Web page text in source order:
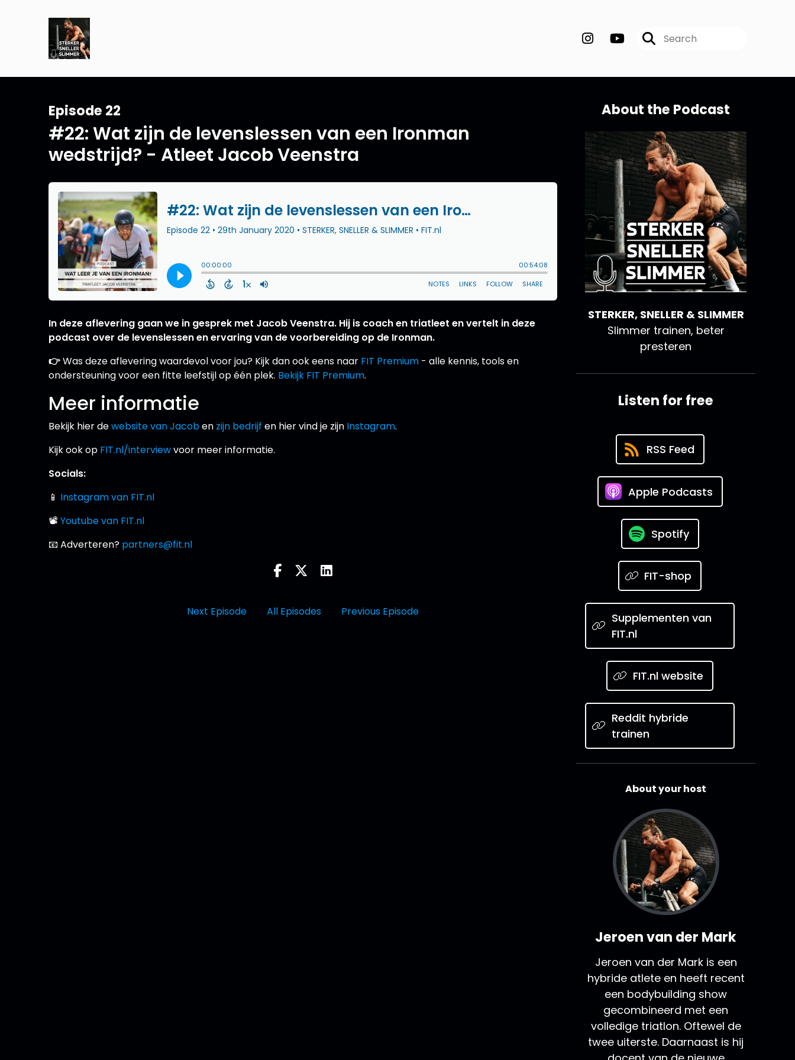
Episode 22
#22: Wat zijn de levenslessen van een Ironman
wedstrijd? - Atleet Jacob Veenstra
In deze aflevering gaan we in gesprek met Jacob Veenstra. Hij is coach en triatleet en vertelt in deze
podcast over de levenslessen en ervaring van de voorbereiding op de Ironman.
👉Was deze aflevering waardevol voor jou? Kijk dan ook eens naar FIT Premium - alle kennis, tools en
ondersteuning voor een fitte leefstijl op één plek. Bekijk FIT Premium.
Meer informatie
Bekijk hier dewebsite van Jacoben zijn bedrijf en hier vind je zijn Instagram.
Kijk ook op FIT.nl/interviewvoor meer informatie.
Socials:
📱 Instagram van FIT.nl
📽Youtube van FIT.nl
📧 Adverteren? partners@fit.nl
Next Episode All Episodes Previous Episode
About the Podcast
STERKER, SNELLER & SLIMMER
Slimmer trainen, beter
presteren
Listen for free
RSS Feed
Apple Podcasts
Spotify
FIT-shop
Supplementen van
FIT.nl
FIT.nl website
Reddit hybride
trainen
About your host
Jeroen van der Mark
Jeroen van der Mark is een
hybride atlete en heeft recent
een bodybuilding show
gecombineerd met een
volledige triatlon. Oftewel de
twee uiterste. Daarnaast is hij